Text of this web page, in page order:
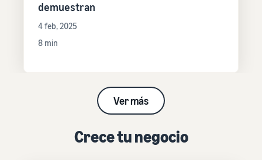
demuestran
4 feb, 2025
8 min
Ver más
Crece tu negocio